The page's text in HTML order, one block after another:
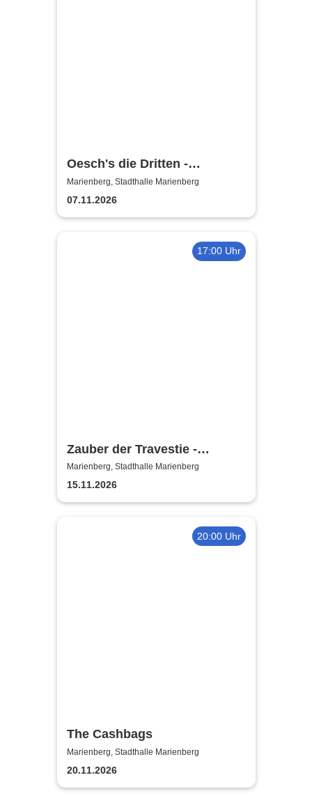
Oesch's die Dritten -
Händmade Tour 2025
Marienberg, Stadthalle Marienberg
07.11.2026
17:00 Uhr
Zauber der Travestie -
Fräulein Luise und ihr
Ensemble - das Original
Marienberg, Stadthalle Marienberg
15.11.2026
20:00 Uhr
The Cashbags
Marienberg, Stadthalle Marienberg
20.11.2026